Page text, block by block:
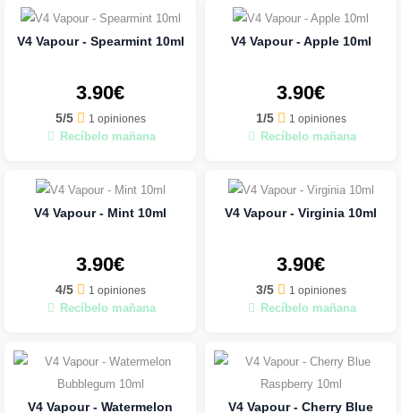
V4 Vapour - Spearmint 10ml
3.90€
5/5 1 opiniones
Recíbelo mañana
V4 Vapour - Apple 10ml
3.90€
1/5 1 opiniones
Recíbelo mañana
V4 Vapour - Mint 10ml
3.90€
4/5 1 opiniones
Recíbelo mañana
V4 Vapour - Virginia 10ml
3.90€
3/5 1 opiniones
Recíbelo mañana
V4 Vapour - Watermelon
V4 Vapour - Cherry Blue